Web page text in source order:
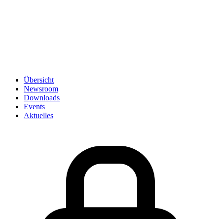
Übersicht
Newsroom
Downloads
Events
Aktuelles